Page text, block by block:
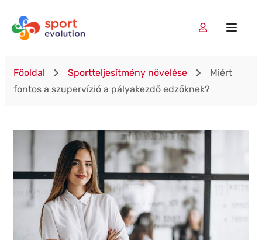
Főoldal Sportteljesítmény növelése
Miért
fontos a szupervízió a pályakezdő edzőknek?